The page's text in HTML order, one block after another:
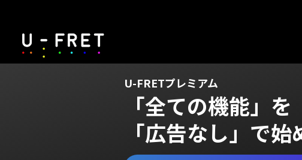
U-FRETプレミアム
「全ての機能」を
「広告なし」で始